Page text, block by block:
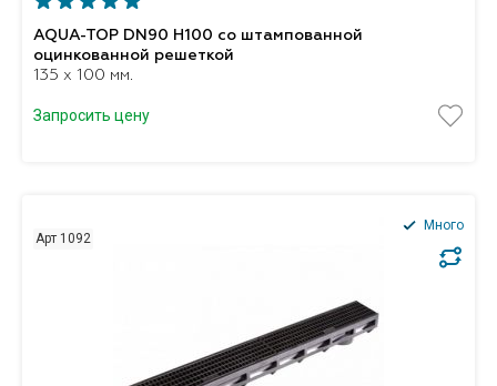
AQUA-TOP DN90 H100 со штампованной
оцинкованной решеткой
135 x 100 мм.
Запросить цену
Арт 1092
Много